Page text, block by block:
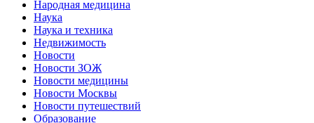
Народная медицина
Наука
Наука и техника
Недвижимость
Новости
Новости ЗОЖ
Новости медицины
Новости Москвы
Новости путешествий
Образование